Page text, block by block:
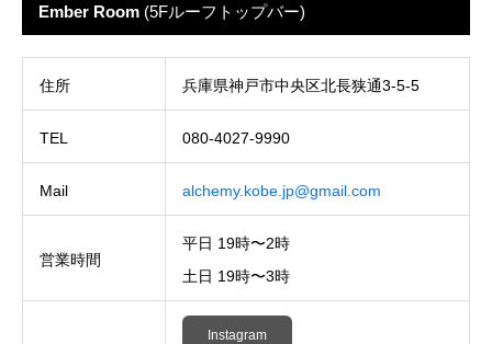
Ember Room (5Fルーフトップバー)
住所 兵庫県神戸市中央区北長狭通3-5-5
TEL 080-4027-9990
Mail alchemy.kobe.jp@gmail.com
営業時間
平日 19時〜2時
土日 19時〜3時
Instagram